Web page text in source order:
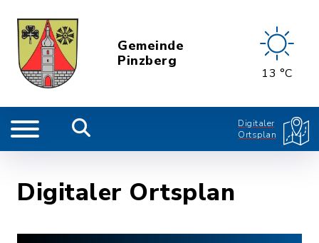
Gemeinde
Pinzberg
13 °C
Digitaler
Ortsplan
Digitaler Ortsplan